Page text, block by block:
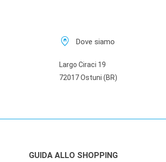
home_pin Dove siamo
Largo Ciraci 19
72017 Ostuni (BR)
GUIDA ALLO SHOPPING